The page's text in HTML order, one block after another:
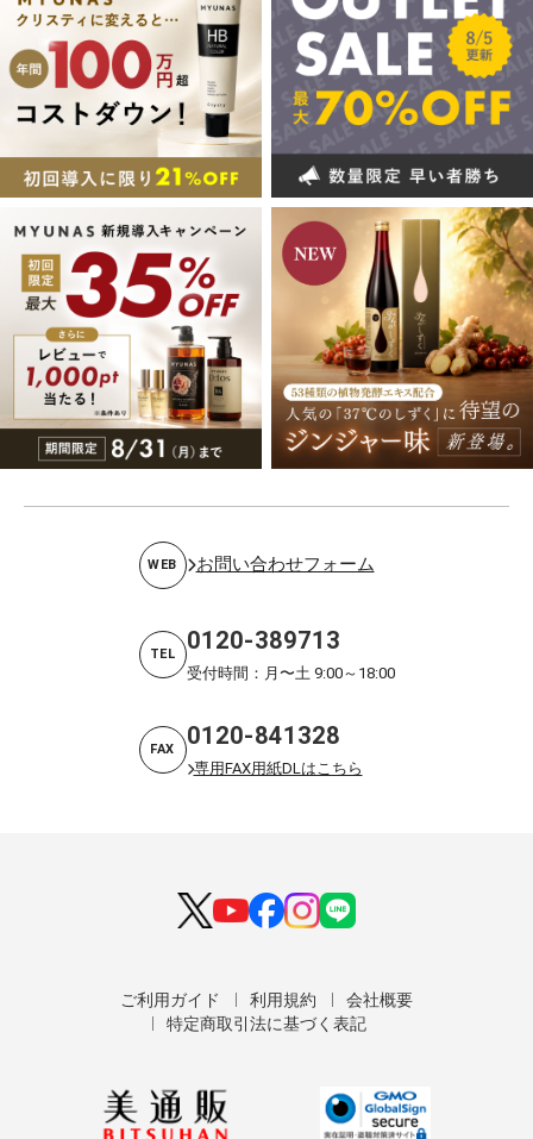
WEB お問い合わせフォーム
TEL 0120-389713
受付時間：月〜土 9:00～18:00
FAX 0120-841328
専用FAX用紙DLはこちら
ご利用ガイド 利用規約
会社概要
特定商取引法に基づく表記